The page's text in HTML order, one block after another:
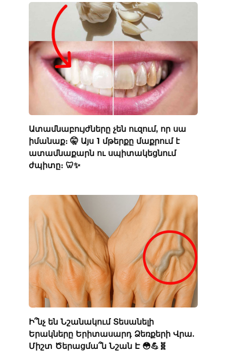
Ատամնաբույժները չեն ուզում, որ սա
իմանաք։ 🤫 Այս 1 մթերքը մաքրում է
ատամնաքարն ու սպիտակեցնում
ժպիտը։ 🦷✨
Ի՞նչ են Նշանակում Տեսանելի
Երակները Երիտասարդ Ձեռքերի Վրա.
Միշտ Ծերացմա՞ն Նշան Է 😳💪🧬